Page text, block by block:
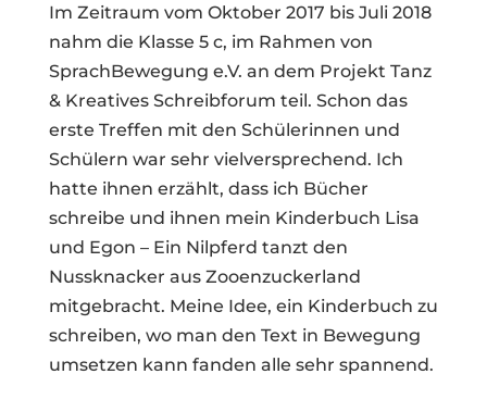
Im Zeitraum vom Oktober 2017 bis Juli 2018
nahm die Klasse 5 c, im Rahmen von
SprachBewegung e.V. an dem Projekt Tanz
& Kreatives Schreibforum teil. Schon das
erste Treffen mit den Schülerinnen und
Schülern war sehr vielversprechend. Ich
hatte ihnen erzählt, dass ich Bücher
schreibe und ihnen mein Kinderbuch Lisa
und Egon – Ein Nilpferd tanzt den
Nussknacker aus Zooenzuckerland
mitgebracht. Meine Idee, ein Kinderbuch zu
schreiben, wo man den Text in Bewegung
umsetzen kann fanden alle sehr spannend.